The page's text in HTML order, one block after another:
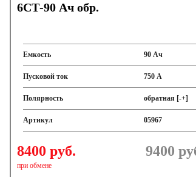
6СТ-90 Ач обр.
Емкость 90 Ач
Пусковой ток 750 А
Полярность обратная [-+]
Артикул 05967
8400 руб.
при обмене
9400